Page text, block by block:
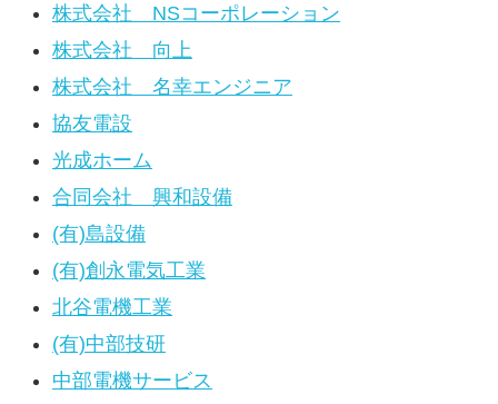
株式会社 NSコーポレーション
株式会社 向上
株式会社 名幸エンジニア
協友電設
光成ホーム
合同会社 興和設備
(有)島設備
(有)創永電気工業
北谷電機工業
(有)中部技研
中部電機サービス